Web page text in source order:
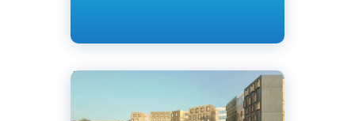
Английский